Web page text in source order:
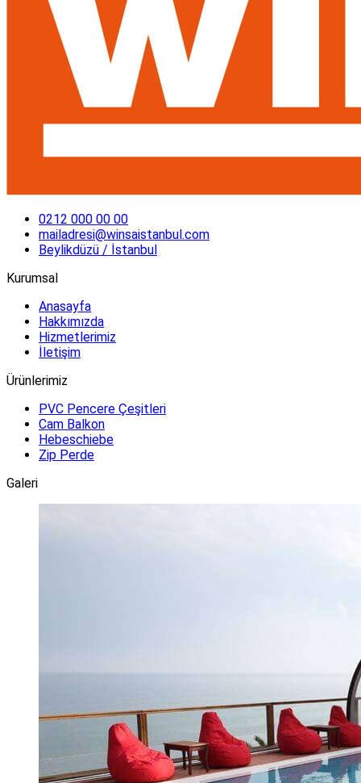
0212 000 00 00
mailadresi@winsaistanbul.com
Beylikdüzü / İstanbul
Kurumsal
Anasayfa
Hakkımızda
Hizmetlerimiz
İletişim
Ürünlerimiz
PVC Pencere Çeşitleri
Cam Balkon
Hebeschiebe
Zip Perde
Galeri